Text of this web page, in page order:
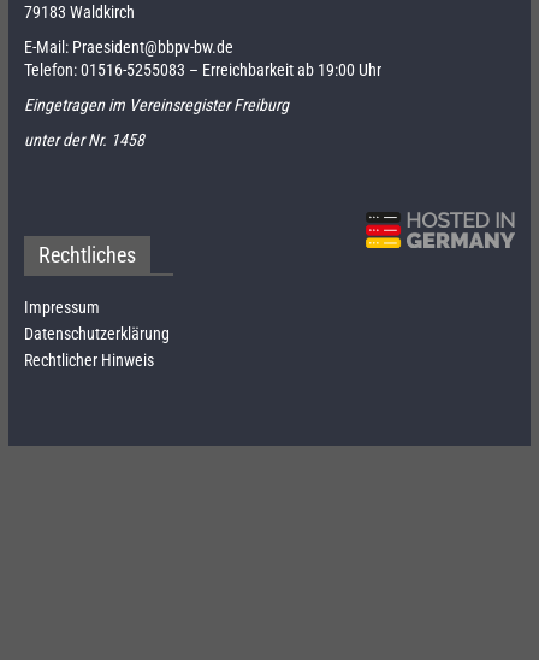
79183 Waldkirch
E-Mail: Praesident@bbpv-bw.de
Telefon:01516-5255083 – Erreichbarkeit ab 19:00 Uhr
Eingetragen im Vereinsregister Freiburg
unter der Nr. 1458
Rechtliches
Impressum
Datenschutzerklärung
Rechtlicher Hinweis